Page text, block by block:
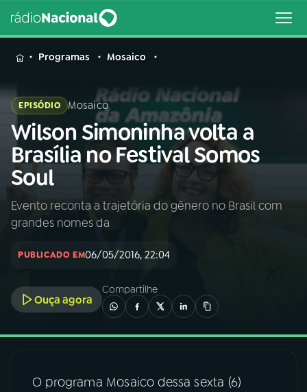
MENU
Buscar
na
Rádio
Nacional
Buscar
AO VIVO
INÍCIO
A RÁDIO
03PROGRAMAÇÃO
04PROGRAMAS
Programas Mosaico
EPISÓDIO Mosaico
Wilson Simoninha volta a
Brasília no Festival Somos
Soul
Evento reconta a trajetória do gênero no Brasil com
grandes nomes da
PUBLICADO EM06/05/2016, 22:04
Ouça agora
Compartilhe
O programa Mosaico dessa sexta (6)